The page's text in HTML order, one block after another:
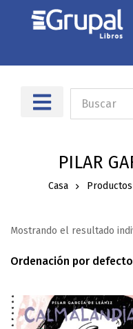
PILAR
Casa Productos
Mostrando el resultado
Ordenación por defecto